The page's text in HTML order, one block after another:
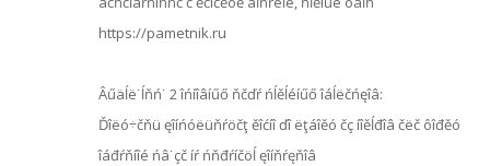
https://pametnik.ru
Âűäĺë˙ĺňń˙ 2 îńíîâíűő ňčďŕ ńĺěĺéíűő îáĺëčńęîâ:
Ďîëó÷čňü ęîíńóëüňŕöčţ ěîćíî ďî ëţáîěó čç íîěĺđîâ čëč ôîđěó
îáđŕňíîé ńâ˙çč íŕ ńňđŕíčöĺ ęîíňŕęňîâ